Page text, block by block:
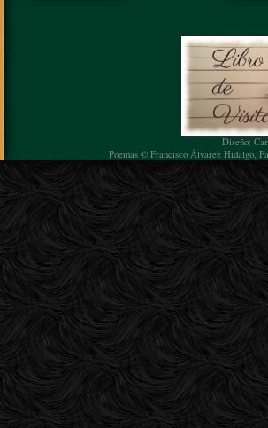
Diseño:
Poemas © Francisco Álvarez Hidalgo,